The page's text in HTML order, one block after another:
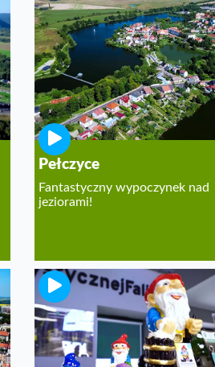
Pełczyce
Fantastyczny wypoczynek nad
jeziorami!
Nowa Sól
Perła województwa lubuskiego